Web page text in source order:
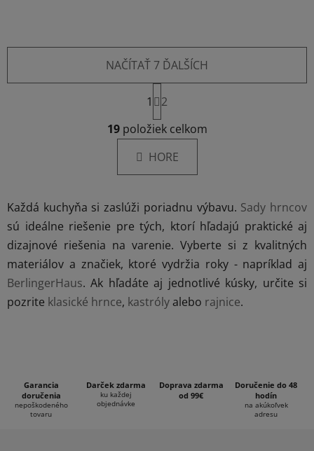
O
v
l
á
d
c
i
e
p
v
k
s
NAČÍTAŤ 7 ĎALŠÍCH
S
t
r
á
n
k
n
i
e
1
2
19položiek celkom
HORE
Každá kuchyňa si zaslúži poriadnu výbavu. Sady hrncov
sú ideálne riešenie pre tých, ktorí hľadajú praktické aj
dizajnové riešenia na varenie. Vyberte si z kvalitných
materiálov a značiek, ktoré vydržia roky - napríklad aj
BerlingerHaus. Ak hľadáte aj jednotlivé kúsky, určite si
pozrite klasické hrnce, kastrólyalebo rajnice.
Garancia
doručenia
nepoškodeného
tovaru
Darček zdarma
ku každej
objednávke
Doprava zdarma
od 99€
Doručenie do 48
hodín
na akúkoľvek
adresu